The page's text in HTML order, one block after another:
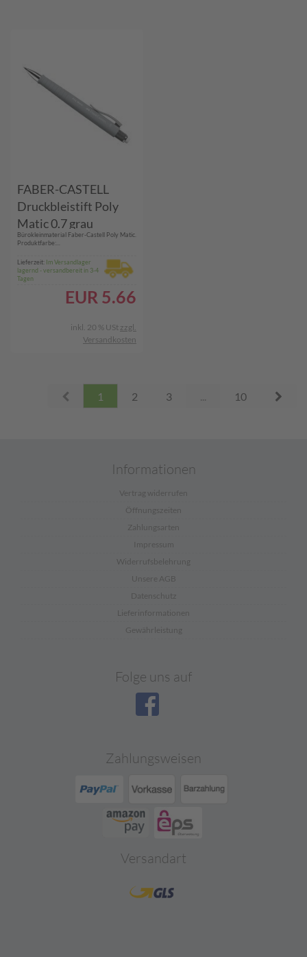
FABER-CASTELL
Druckbleistift Poly
Matic 0.7 grau
(133388)
Bürokleinmaterial Faber-Castell Poly Matic.
Produktfarbe:...
Lieferzeit: Im Versandlager
lagernd - versandbereit in 3-4
Tagen
EUR 5.66
inkl. 20 % USt zzgl.
Versandkosten
1 2 3 ... 10
Informationen
Vertrag widerrufen
Öffnungszeiten
Zahlungsarten
Impressum
Widerrufsbelehrung
Unsere AGB
Datenschutz
Lieferinformationen
Gewährleistung
Folge uns auf
Zahlungsweisen
Versandart